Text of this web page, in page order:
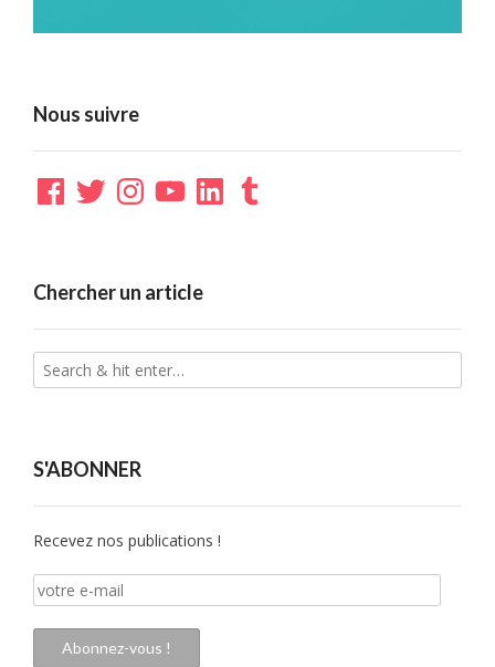
Nous suivre
Facebook
TwitterInstagramYouTubeLinkedInTumblr
Chercher un article
S'ABONNER
Recevez nos publications !
votre
e-
mail
Abonnez-vous !